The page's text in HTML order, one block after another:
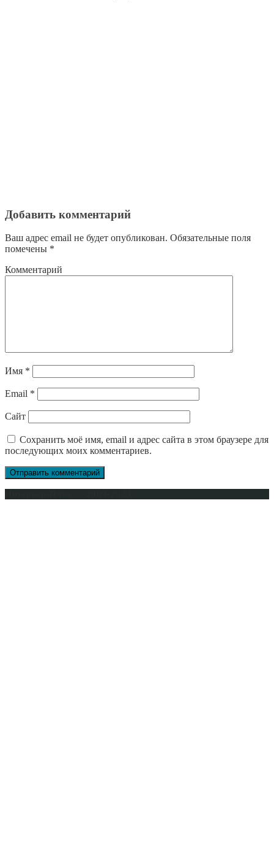
Добавить комментарий
Ваш адрес email не будет опубликован. Обязательные поля
помечены *
Комментарий
Имя *
Email *
Сайт
Сохранить моё имя, email и адрес сайта в этом браузере для
последующих моих комментариев.